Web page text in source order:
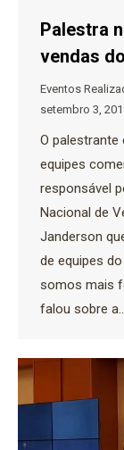
Palestra
vendas
Eventos
setembro 3,
O palestrante
equipes
responsável
Nacional de
Janderson
de equipes
somos mais
falou sobre